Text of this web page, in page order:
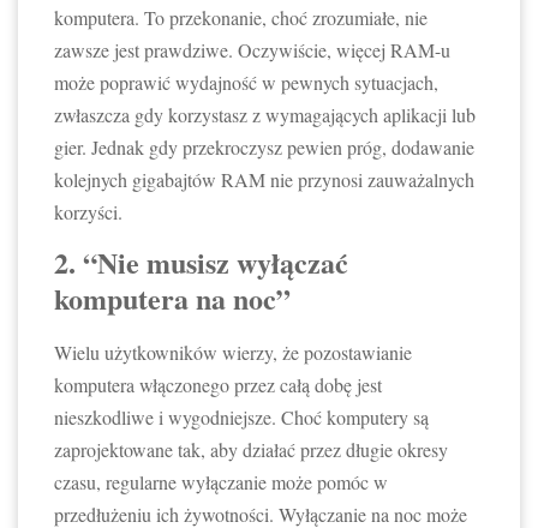
komputera. To przekonanie, choć zrozumiałe, nie
zawsze jest prawdziwe. Oczywiście, więcej RAM-u
może poprawić wydajność w pewnych sytuacjach,
zwłaszcza gdy korzystasz z wymagających aplikacji lub
gier. Jednak gdy przekroczysz pewien próg, dodawanie
kolejnych gigabajtów RAM nie przynosi zauważalnych
korzyści.
2. “Nie musisz wyłączać
komputera na noc”
Wielu użytkowników wierzy, że pozostawianie
komputera włączonego przez całą dobę jest
nieszkodliwe i wygodniejsze. Choć komputery są
zaprojektowane tak, aby działać przez długie okresy
czasu, regularne wyłączanie może pomóc w
przedłużeniu ich żywotności. Wyłączanie na noc może